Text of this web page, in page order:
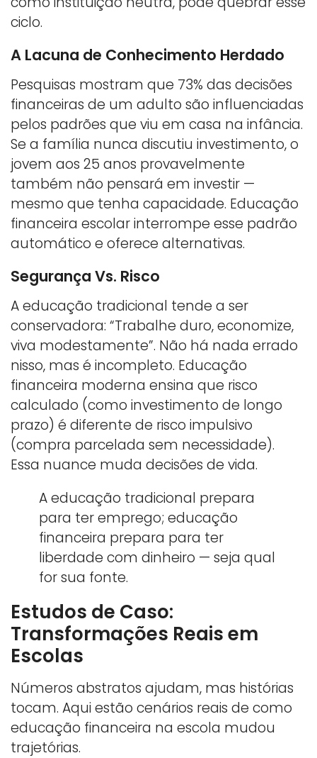
ciclo.
A Lacuna de Conhecimento Herdado
Pesquisas mostram que 73% das decisões
financeiras de um adulto são influenciadas
pelos padrões que viu em casa na infância.
Se a família nunca discutiu investimento, o
jovem aos 25 anos provavelmente
também não pensará em investir —
mesmo que tenha capacidade. Educação
financeira escolar interrompe esse padrão
automático e oferece alternativas.
Segurança Vs. Risco
A educação tradicional tende a ser
conservadora: “Trabalhe duro, economize,
viva modestamente”. Não há nada errado
nisso, mas é incompleto. Educação
financeira moderna ensina que risco
calculado (como investimento de longo
prazo) é diferente de risco impulsivo
(compra parcelada sem necessidade).
Essa nuance muda decisões de vida.
A educação tradicional prepara
para ter emprego; educação
financeira prepara para ter
liberdade com dinheiro — seja qual
for sua fonte.
Estudos de Caso:
Transformações Reais em
Escolas
Números abstratos ajudam, mas histórias
tocam. Aqui estão cenários reais de como
educação financeira na escola mudou
trajetórias.